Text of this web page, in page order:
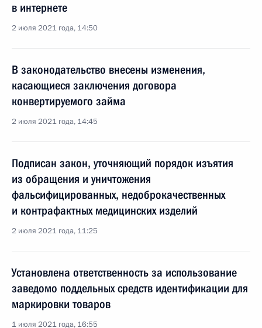
в интернете
2 июля 2021 года, 14:50
В законодательство внесены изменения,
касающиеся заключения договора
конвертируемого займа
2 июля 2021 года, 14:45
Подписан закон, уточняющий порядок изъятия
из обращения и уничтожения
фальсифицированных, недоброкачественных
и контрафактных медицинских изделий
2 июля 2021 года, 11:25
Установлена ответственность за использование
заведомо поддельных средств идентификации для
маркировки товаров
1 июля 2021 года, 16:55